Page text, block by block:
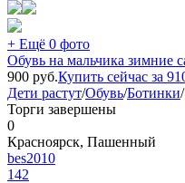
+ Ещё 0 фото
Обувь на мальчика зимние
900 руб.Купить сейчас за
Дети растут/Обувь/Ботинки/
Торги завершены
0
Красноярск, Пашенный
bes2010
142